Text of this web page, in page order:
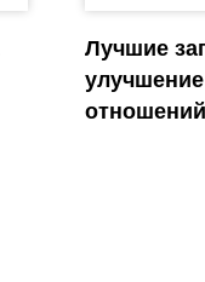
Лучшие
отношений